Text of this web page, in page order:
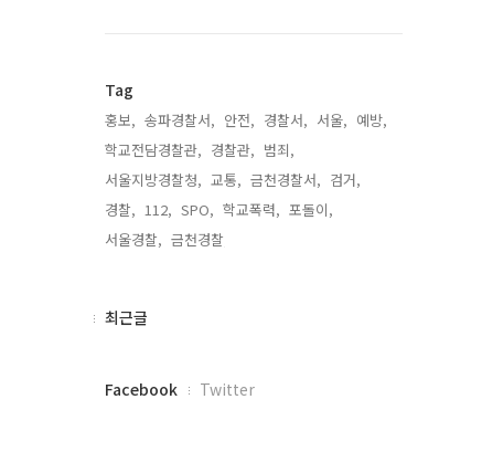
Tag
홍보, 송파경찰서, 안전, 경찰서, 서울, 예방,
학교전담경찰관, 경찰관, 범죄,
서울지방경찰청, 교통, 금천경찰서, 검거,
경찰, 112, SPO, 학교폭력, 포돌이,
서울경찰, 금천경찰,
최
최근글
페
Facebook Twitter